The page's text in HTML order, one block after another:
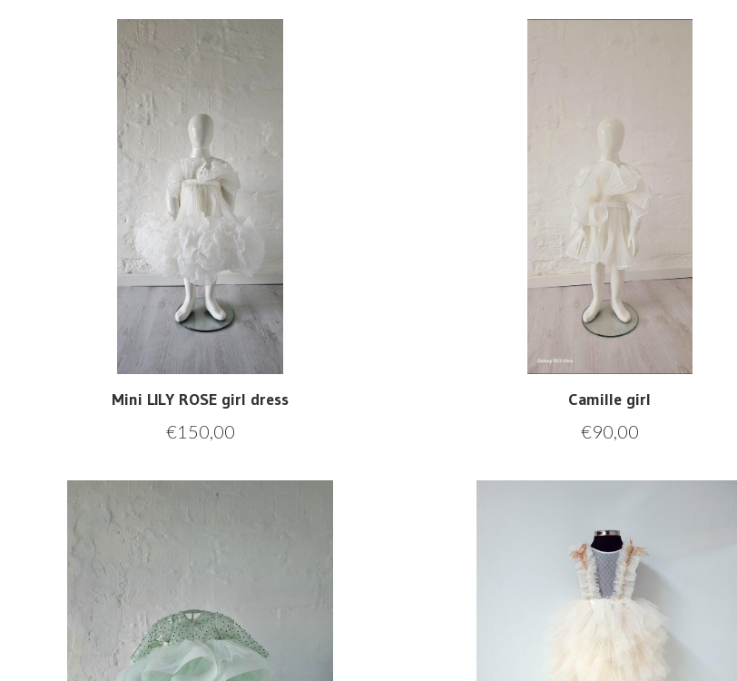
Mini LILY ROSE girl dress
€150,00
Camille girl
€90,00